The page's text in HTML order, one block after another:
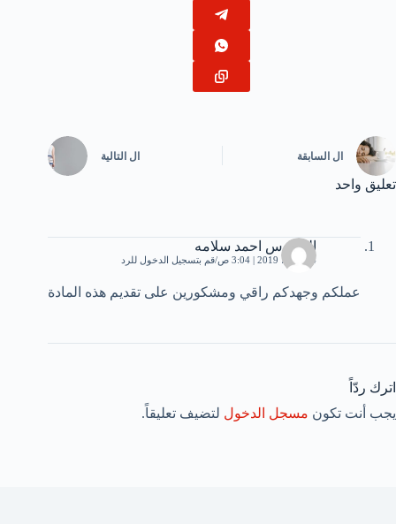
ال السابقة ال التالية
تعليق واحد
المهندس احمد سلامه
4 مارس، 2019 | 3:04 ص قم بتسجيل الدخول للرد
عملكم وجهدكم راقي ومشكورين على تقديم هذه المادة
اترك ردّاً
يجب أنت تكون مسجل الدخول لتضيف تعليقاً.